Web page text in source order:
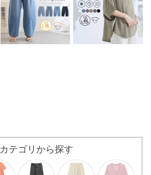
カテゴリから探す